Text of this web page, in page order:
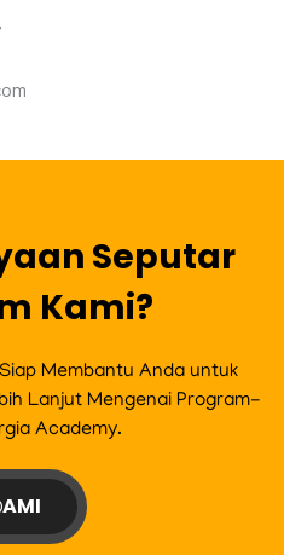
Seputar
Kami?
Membantu Anda untuk
Lanjut Mengenai Program-
Academy.
AMI